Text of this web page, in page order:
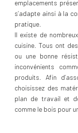
emplacements
s’adapte ainsi à la
pratique.
Il existe de
cuisine. Tous ont
ou une bonne
inconvénients
produits. Afin
choisissez des
plan de travail et
comme le bois pour